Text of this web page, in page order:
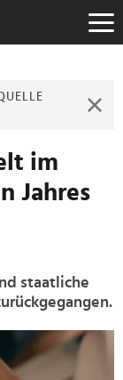
im
Jahres
staatliche